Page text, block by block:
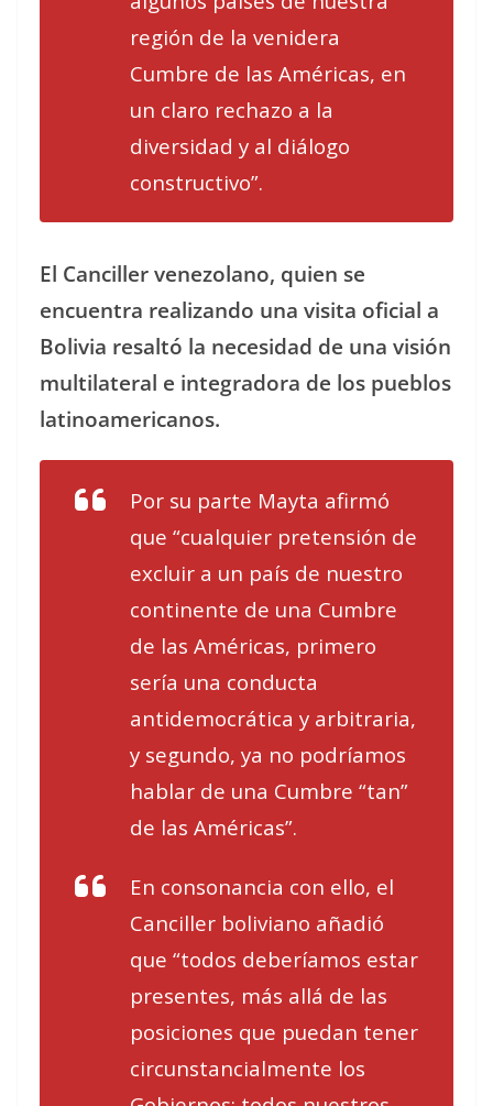
región de la venidera
Cumbre de las Américas, en
un claro rechazo a la
diversidad y al diálogo
constructivo”.
El Canciller venezolano, quien se
encuentra realizando una visita oficial a
Bolivia resaltó la necesidad de una visión
multilateral e integradora de los pueblos
latinoamericanos.
Por su parte Mayta afirmó
que “cualquier pretensión de
excluir a un país de nuestro
continente de una Cumbre
de las Américas, primero
sería una conducta
antidemocrática y arbitraria,
y segundo, ya no podríamos
hablar de una Cumbre “tan”
de las Américas”.
En consonancia con ello, el
Canciller boliviano añadió
que “todos deberíamos estar
presentes, más allá de las
posiciones que puedan tener
circunstancialmente los